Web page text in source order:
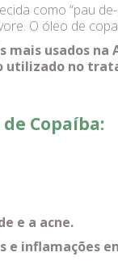
como “pau
O óleo de
mais usados
no
Copaíba:
e a acne.
e inflamações